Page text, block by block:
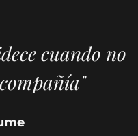
cuando no